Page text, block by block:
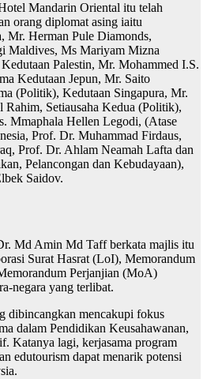
Mandarin Oriental itu telah
orang diplomat asing iaitu
Mr. Herman Pule Diamonds,
Maldives, Ms Mariyam Mizna
Palestin, Mr. Mohammed I.S.
Kedutaan Jepun, Mr. Saito
(Politik), Kedutaan Singapura, Mr.
Setiausaha Kedua (Politik),
Mmaphala Hellen Legodi, (Atase
Prof. Dr. Muhammad Firdaus,
Prof. Dr. Ahlam Neamah Lafta dan
Pelancongan dan Kebudayaan),
Saidov.
Md Amin Md Taff berkata majlis itu
Surat Hasrat (LoI), Memorandum
Perjanjian (MoA)
negara yang terlibat.
dibincangkan mencakupi fokus
dalam Pendidikan Keusahawanan,
Katanya lagi, kerjasama program
edutourism dapat menarik potensi